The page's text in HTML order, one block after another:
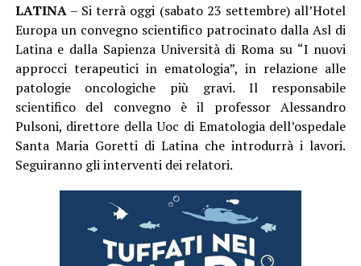
LATINA– Si terrà oggi (sabato 23 settembre) all’Hotel
Europa un convegno scientifico patrocinato dalla Asl di
Latina e dalla Sapienza Università di Roma su “I nuovi
approcci terapeutici in ematologia”, in relazione alle
patologie oncologiche più gravi. Il responsabile
scientifico del convegno è il professor Alessandro
Pulsoni, direttore della Uoc di Ematologia dell’ospedale
Santa Maria Goretti di Latina che introdurrà i lavori.
Seguiranno gli interventi dei relatori.